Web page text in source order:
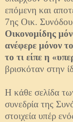
επόμενη και
7ης Οικ.
Οικονομίδης
ανέφερε μόνον
το τι είπε η
βρισκόταν στην
Η κάθε σελίδα
συνεδρία της
στοιχεία υπέρ